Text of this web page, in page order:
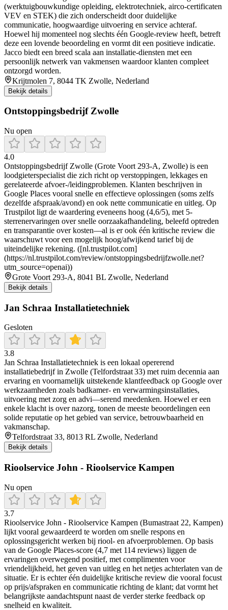
(werktuigbouwkundige opleiding, elektrotechniek, airco‑certificaten
VEV en STEK) die zich onderscheidt door duidelijke
communicatie, hoogwaardige uitvoering en service achteraf.
Hoewel hij momenteel nog slechts één Google‑review heeft, betreft
deze een lovende beoordeling en vormt dit een positieve indicatie.
Jacco biedt een breed scala aan installatie‑diensten met een
persoonlijk netwerk van vakmensen waardoor klanten compleet
ontzorgd worden.
Krijtmolen 7, 8044 TK Zwolle, Nederland
Bekijk details
Ontstoppingsbedrijf Zwolle
Nu open
4.0
Ontstoppingsbedrijf Zwolle (Grote Voort 293-A, Zwolle) is een
loodgieterspecialist die zich richt op verstoppingen, lekkages en
gerelateerde afvoer-/leidingproblemen. Klanten beschrijven in
Google Places vooral snelle en effectieve oplossingen (soms zelfs
dezelfde afspraak/avond) en ook nette communicatie en uitleg. Op
Trustpilot ligt de waardering eveneens hoog (4,6/5), met 5-
sterrenervaringen over snelle oorzaakafhandeling, beleefd optreden
en transparantie over kosten—al is er ook één kritische review die
waarschuwt voor een mogelijk hoog/afwijkend tarief bij de
uiteindelijke rekening. ([nl.trustpilot.com]
(https://nl.trustpilot.com/review/ontstoppingsbedrijfzwolle.net?
utm_source=openai))
Grote Voort 293-A, 8041 BL Zwolle, Nederland
Bekijk details
Jan Schraa Installatietechniek
Gesloten
3.8
Jan Schraa Installatietechniek is een lokaal opererend
installatiebedrijf in Zwolle (Telfordstraat 33) met ruim decennia aan
ervaring en voornamelijk uitstekende klantfeedback op Google over
werkzaamheden zoals badkamer- en verwarmingsinstallaties,
uitvoering met zorg en advi—serend meedenken. Hoewel er een
enkele klacht is over nazorg, tonen de meeste beoordelingen een
solide reputatie op het gebied van service, betrouwbaarheid en
vakmanschap.
Telfordstraat 33, 8013 RL Zwolle, Nederland
Bekijk details
Rioolservice John - Rioolservice Kampen
Nu open
3.7
Rioolservice John - Rioolservice Kampen (Bumastraat 22, Kampen)
lijkt vooral gewaardeerd te worden om snelle respons en
oplossingsgericht werken bij riool- en afvoerproblemen. Op basis
van de Google Places-score (4,7 met 114 reviews) liggen de
ervaringen overwegend positief, met complimenten voor
vriendelijkheid, het geven van uitleg en het netjes achterlaten van de
situatie. Er is echter één duidelijke kritische review die vooral focust
op prijs/afspraken en communicatie richting de klant; dat vormt het
belangrijkste aandachtspunt naast de verder sterke feedback op
snelheid en kwaliteit.